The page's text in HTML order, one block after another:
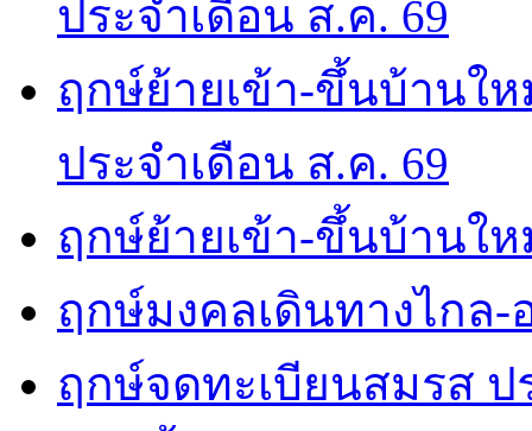
ประจำเดือน ส.ค. 69
ฤกษ์ย้ายเข้า-ขึ้นบ้านใ
ประจำเดือน ส.ค. 69
ฤกษ์ย้ายเข้า-ขึ้นบ้านให
ฤกษ์มงคลเดินทางไกล-
ฤกษ์จดทะเบียนสมรส ป